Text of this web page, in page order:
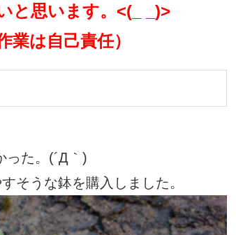
と思います。<(_ _)>
は自己責任）
った。(´Д｀)
そうな鉢を購入しました。